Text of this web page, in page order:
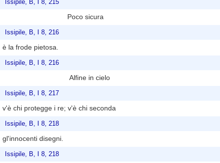
Issipile, B, I 8, 215
Poco sicura
Issipile, B, I 8, 216
è la frode pietosa.
Issipile, B, I 8, 216
Alfine in cielo
Issipile, B, I 8, 217
v'è chi protegge i re; v'è chi seconda
Issipile, B, I 8, 218
gl'innocenti disegni.
Issipile, B, I 8, 218